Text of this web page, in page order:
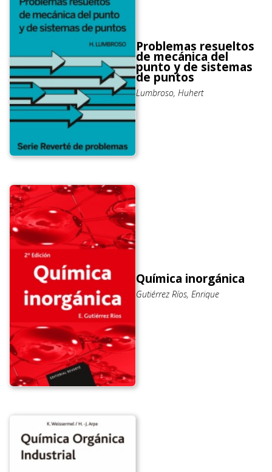
Problemas resueltos
de mecánica del
punto y de sistemas
de puntos
Lumbroso, Huhert
Química inorgánica
Gutiérrez Ríos, Enrique